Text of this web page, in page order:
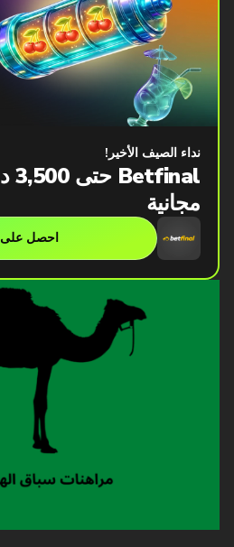
نداء الصيف الأخير!
مجانية
احصل على